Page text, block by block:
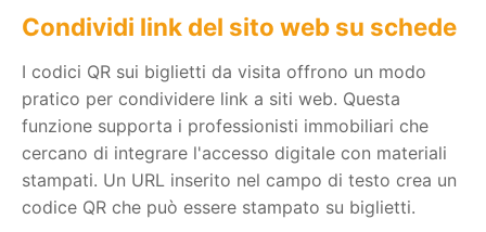
Condividi link del sito web su schede
I codici QR sui biglietti da visita offrono un modo
pratico per condividere link a siti web. Questa
funzione supporta i professionisti immobiliari che
cercano di integrare l'accesso digitale con materiali
stampati. Un URL inserito nel campo di testo crea un
codice QR che può essere stampato su biglietti.